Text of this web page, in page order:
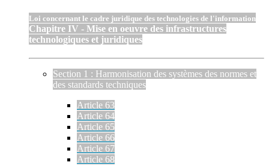
Loi concernant le cadre juridique des technologies de l'information
Chapitre IV - Mise en oeuvre des infrastructures
technologiques et juridiques
Section 1 : Harmonisation des systèmes des normes et
des standards techniques
Article 63
Article 64
Article 65
Article 66
Article 67
Article 68